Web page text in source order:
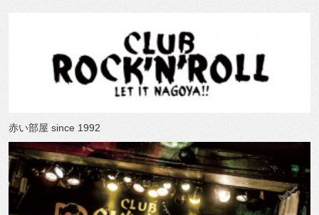
赤い部屋 since 1992